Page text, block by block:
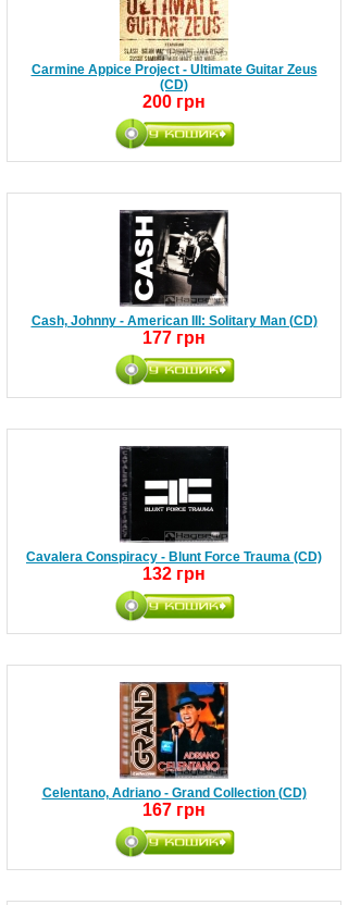
Carmine Appice Project - Ultimate Guitar Zeus
(CD)
200 грн
Cash, Johnny - American III: Solitary Man (CD)
177 грн
Cavalera Conspiracy - Blunt Force Trauma (CD)
132 грн
Celentano, Adriano - Grand Collection (CD)
167 грн